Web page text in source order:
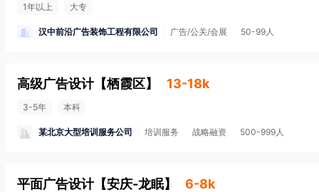
1年以上 大专
汉中前沿广告装饰工程有限公司 广告/公关/会展 50-99人
高级广告设计 【栖霞区】 13-18k
3-5年 本科
某北京大型培训服务公司 培训服务 战略融资 500-999人
平面广告设计 【安庆-龙眠】 6-8k